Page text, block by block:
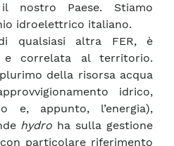
nostro Paese. Stiamo
idroelettrico italiano.
qualsiasi altra FER, è
e correlata al territorio.
della risorsa acqua
idrico,
e, appunto, l’energia),
hydro ha sulla gestione
particolare riferimento